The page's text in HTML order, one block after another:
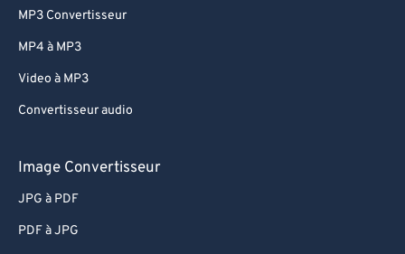
MP3 Convertisseur
MP4 à MP3
Video à MP3
Convertisseur audio
Image Convertisseur
JPG à PDF
PDF à JPG